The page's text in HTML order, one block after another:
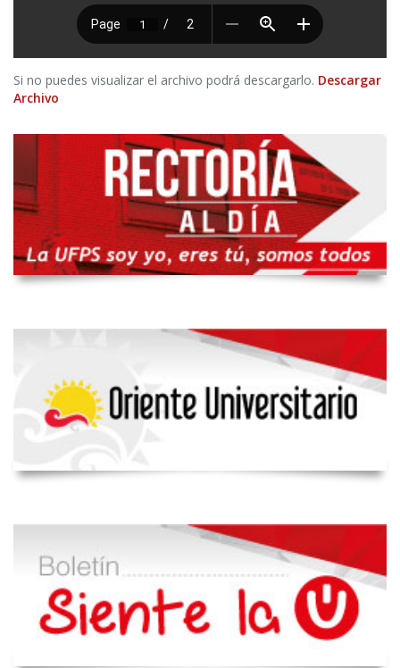
Si no puedes visualizar el archivo podrá descargarlo. Descargar
Archivo